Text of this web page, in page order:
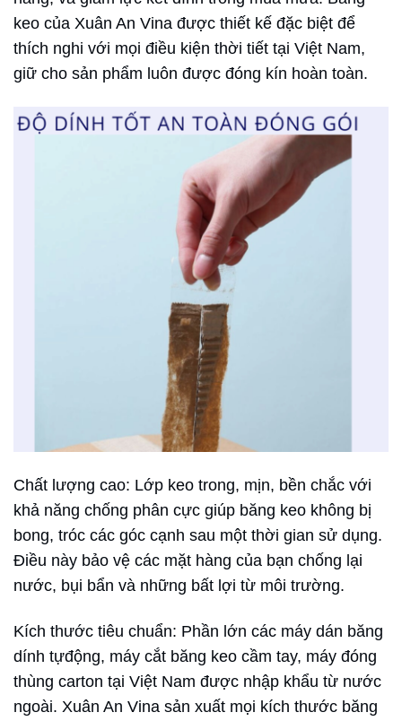
keo của Xuân An Vina được thiết kế đặc biệt để
thích nghi với mọi điều kiện thời tiết tại Việt Nam,
giữ cho sản phẩm luôn được đóng kín hoàn toàn.
Chất lượng cao: Lớp keo trong, mịn, bền chắc với
khả năng chống phân cực giúp băng keo không bị
bong, tróc các góc cạnh sau một thời gian sử dụng.
Điều này bảo vệ các mặt hàng của bạn chống lại
nước, bụi bẩn và những bất lợi từ môi trường.
Kích thước tiêu chuẩn: Phần lớn các máy dán băng
dính tựđộng, máy cắt băng keo cầm tay, máy đóng
thùng carton tại Việt Nam được nhập khẩu từ nước
ngoài. Xuân An Vina sản xuất mọi kích thước băng